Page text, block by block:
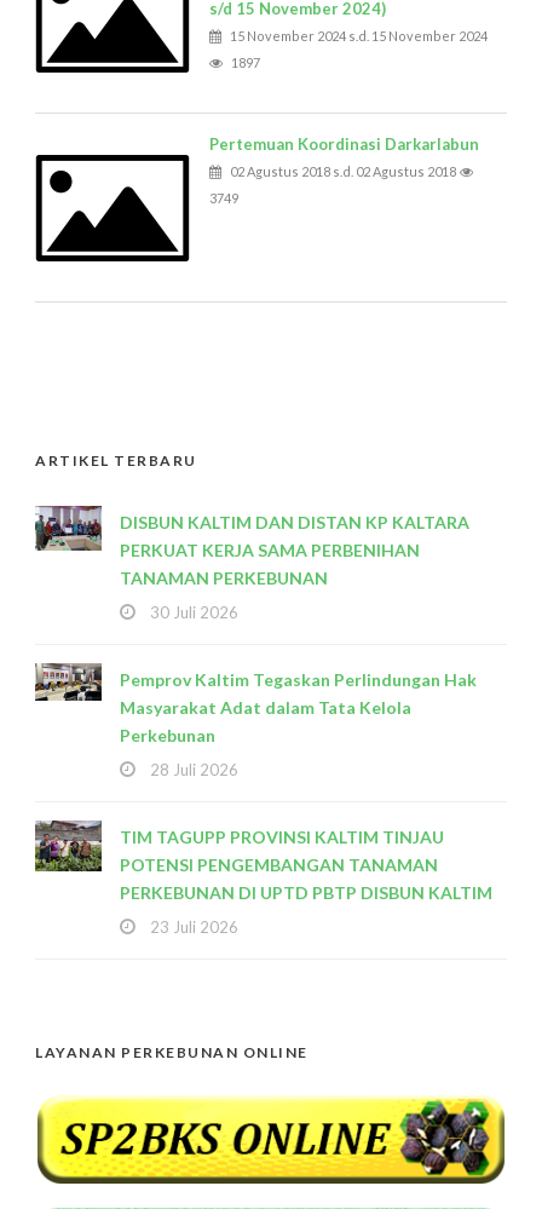
s/d 15 November 2024)
15 November 2024 s.d. 15 November 2024
1897
Pertemuan Koordinasi Darkarlabun
02 Agustus 2018 s.d. 02 Agustus 2018
3749
ARTIKEL TERBARU
DISBUN KALTIM DAN DISTAN KP KALTARA
PERKUAT KERJA SAMA PERBENIHAN
TANAMAN PERKEBUNAN
30 Juli 2026
Pemprov Kaltim Tegaskan Perlindungan Hak
Masyarakat Adat dalam Tata Kelola
Perkebunan
28 Juli 2026
TIM TAGUPP PROVINSI KALTIM TINJAU
POTENSI PENGEMBANGAN TANAMAN
PERKEBUNAN DI UPTD PBTP DISBUN KALTIM
23 Juli 2026
LAYANAN PERKEBUNAN ONLINE